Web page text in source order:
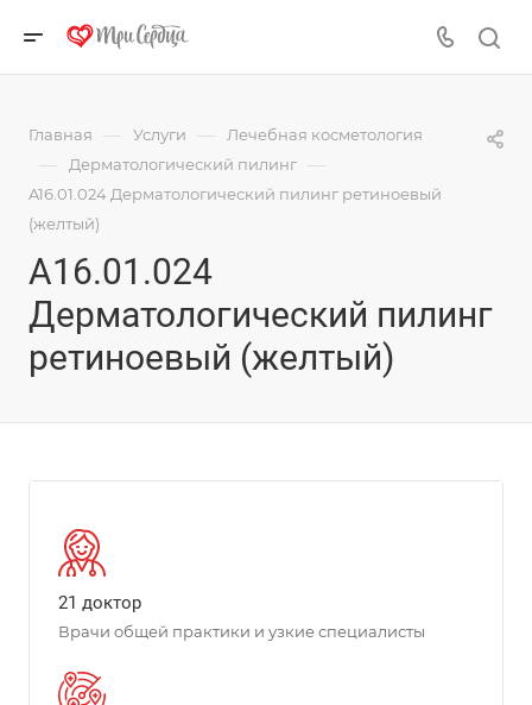
Главная — Услуги — Лечебная косметология
— Дерматологический пилинг —
A16.01.024 Дерматологический пилинг ретиноевый
(желтый)
A16.01.024
Дерматологический пилинг
ретиноевый (желтый)
21 доктор
Врачи общей практики и узкие специалисты